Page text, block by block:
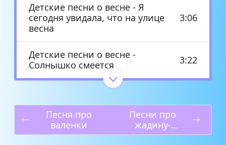
Детские песни о весне - Я
сегодня увидала, что на улице
весна
3:06
Детские песни о весне -
Солнышко смеется
3:22
Детские песни о весне -
Перекрашу на весну зиму
Детская песенка - О весне
Песня про
валенки
Песни про
жадину-
говядину